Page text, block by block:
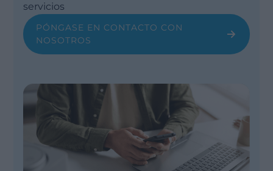
servicios
PÓNGASE EN CONTACTO CON
NOSOTROS